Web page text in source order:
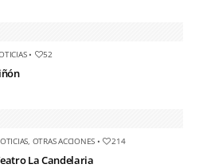
• 52
OTRAS ACCIONES • 214
La Candelaria